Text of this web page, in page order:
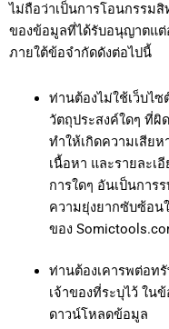
ไม่ถือว่าเป็นการโอนกรรม
ของข้อมูลที่ได้รับอนุญาตแต่
ภายใต้ข้อจำกัดดังต่อไปนี้
ท่านต้องไม่ใช้เว็บไ
วัตถุประสงค์ใดๆ ที่ผิ
ทำให้เกิดความเสีย
เนื้อหา และรายละเ
การใดๆ อันเป็นการ
ความยุ่งยากซับซ้อน
ของ
ท่านต้องเคารพต่อท
เจ้าของที่ระบุไว้ ใ
ดาวน์โหลดข้อมูล